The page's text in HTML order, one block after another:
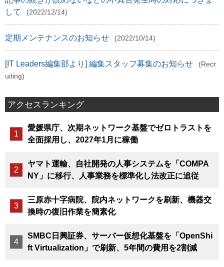
して
(2022/12/14)
定期メンテナンスのお知らせ (2022/10/14)
[IT Leaders編集部より] 編集スタッフ募集のお知らせ
(Recr
uiting)
アクセスランキング
愛媛県庁、次期ネットワーク基盤でゼロトラストを
全面採用し、2027年1月に稼働
ヤマト運輸、自社開発の人事システムを「COMPA
NY」に移行、人事業務を標準化し法改正に追従
三原赤十字病院、院内ネットワークを刷新、機器交
換時の復旧作業を簡素化
SMBC日興証券、サーバー仮想化基盤を「OpenShi
ft Virtualization」で刷新、5年間の費用を2割減